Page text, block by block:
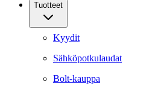
Tuotteet
Kyydit
Sähköpotkulaudat
Bolt-kauppa